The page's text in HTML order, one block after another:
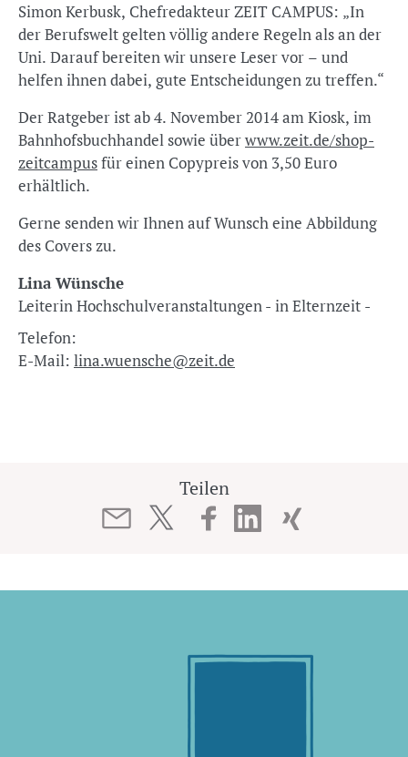
Simon Kerbusk, Chefredakteur ZEIT CAMPUS: „In
der Berufswelt gelten völlig andere Regeln als an der
Uni. Darauf bereiten wir unsere Leser vor – und
helfen ihnen dabei, gute Entscheidungen zu treffen.“
Der Ratgeber ist ab 4. November 2014 am Kiosk, im
Bahnhofsbuchhandel sowie überwww.zeit.de/shop-
zeitcampusfür einen Copypreis von 3,50 Euro
erhältlich.
Gerne senden wir Ihnen auf Wunsch eine Abbildung
des Covers zu.
Lina Wünsche
Leiterin Hochschulveranstaltungen - in Elternzeit -
Telefon:
E-Mail: lina.wuensche@zeit.de
Teilen